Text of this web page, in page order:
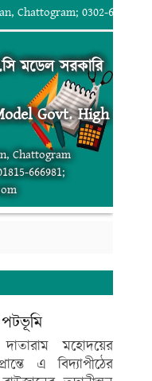
Chattogram; 0302-656433,
মডেল সরকারি
Govt. High
Chattogram
666981;
পটভূমি
মহোদয়ের
এ বিদ্যাপীঠের